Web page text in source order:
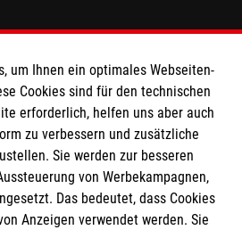
Hilfsdienst e.V.
1201 2000 12
um Ihnen ein optimales Webseiten-
Cookies sind für den technischen
erforderlich, helfen uns aber auch
zu verbessern und zusätzliche
Sie werden zur besseren
von Werbekampagnen,
Das bedeutet, dass Cookies
Anzeigen verwendet werden. Sie